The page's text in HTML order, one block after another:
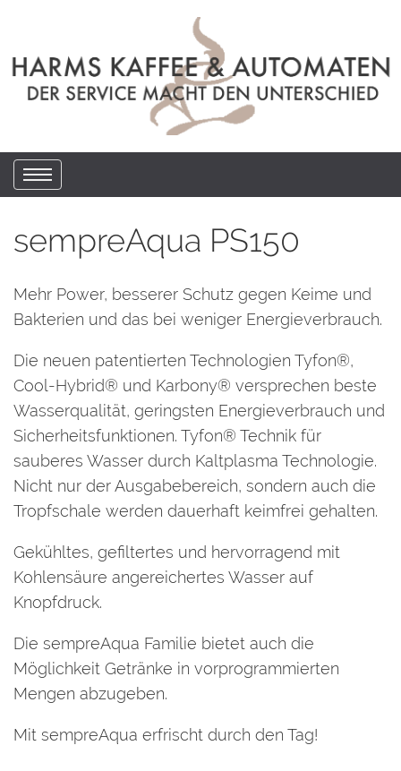
sempreAqua PS150
Mehr Power, besserer Schutz gegen Keime und
Bakterien und das bei weniger Energieverbrauch.
Die neuen patentierten Technologien Tyfon®,
Cool-Hybrid® und Karbony® versprechen beste
Wasserqualität, geringsten Energieverbrauch und
Sicherheitsfunktionen. Tyfon® Technik für
sauberes Wasser durch Kaltplasma Technologie.
Nicht nur der Ausgabebereich, sondern auch die
Tropfschale werden dauerhaft keimfrei gehalten.
Gekühltes, gefiltertes und hervorragend mit
Kohlensäure angereichertes Wasser auf
Knopfdruck.
Die sempreAqua Familie bietet auch die
Möglichkeit Getränke in vorprogrammierten
Mengen abzugeben.
Mit sempreAqua erfrischt durch den Tag!